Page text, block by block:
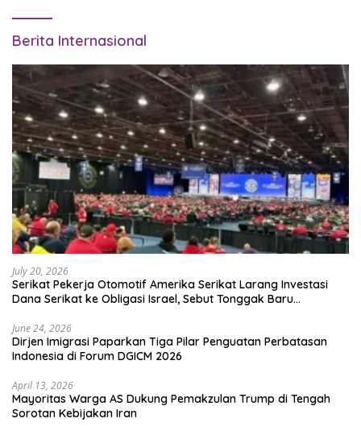
Berita Internasional
July 20, 2026
Serikat Pekerja Otomotif Amerika Serikat Larang Investasi
Dana Serikat ke Obligasi Israel, Sebut Tonggak Baru
June 24, 2026
Dirjen Imigrasi Paparkan Tiga Pilar Penguatan Perbatasan
Indonesia di Forum DGICM 2026
April 13, 2026
Mayoritas Warga AS Dukung Pemakzulan Trump di Tengah
Sorotan Kebijakan Iran